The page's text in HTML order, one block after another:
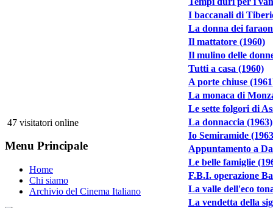
47 visitatori online
Menu Principale
Home
Chi siamo
Archivio del Cinema Italiano
I baccanali di
La donna dei
Il mattatore (1960)
Il mulino delle
Tutti a casa (1960)
A porte chiuse
La monaca di
Le sette folgori di
La donnaccia (1963)
Io Semiramide
Appuntamento a
Le belle famiglie
F.B.I. operazione
La valle dell'eco
La vendetta della